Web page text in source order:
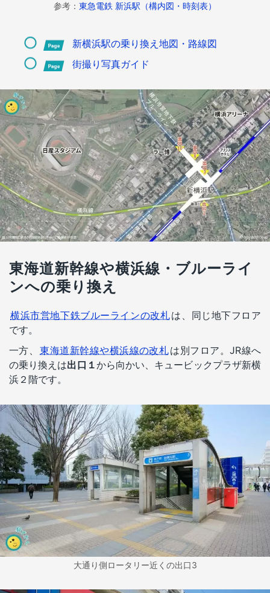
参考： 東急電鉄 新浜駅（構内図・時刻表）
新横浜駅の乗り換え地図・路線図
街撮り写真ガイド
東海道新幹線や横浜線・ブルーライ
ンへの乗り換え
横浜市営地下鉄ブルーラインの改札は、同じ地下フロア
です。
一方、 東海道新幹線や横浜線の改札は別フロア。JR線へ
の乗り換えは出口１から向かい、キュービックプラザ新横
浜２階です。
大通り側ロータリー近くの出口3